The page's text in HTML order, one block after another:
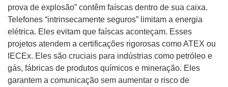
prova de explosão” contêm faíscas dentro de sua caixa.
Telefones “intrinsecamente seguros” limitam a energia
elétrica. Eles evitam que faíscas aconteçam. Esses
projetos atendem a certificações rigorosas como ATEX ou
IECEx. Eles são cruciais para indústrias como petróleo e
gás, fábricas de produtos químicos e mineração. Eles
garantem a comunicação sem aumentar o risco de